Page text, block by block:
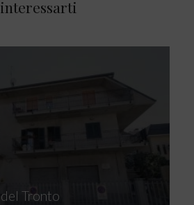
interessarti
Tronto